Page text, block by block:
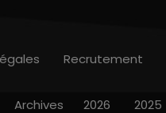
Recrutement
Archives 2026 2025